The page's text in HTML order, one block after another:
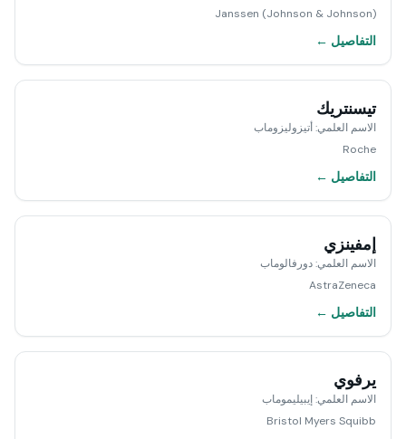
Janssen (Johnson & Johnson)
التفاصيل ←
تيسنتريك
الاسم العلمي:أتيزوليزوماب
Roche
التفاصيل ←
إمفينزي
الاسم العلمي:دورفالوماب
AstraZeneca
التفاصيل ←
يرفوي
الاسم العلمي:إيبيليموماب
Bristol Myers Squibb